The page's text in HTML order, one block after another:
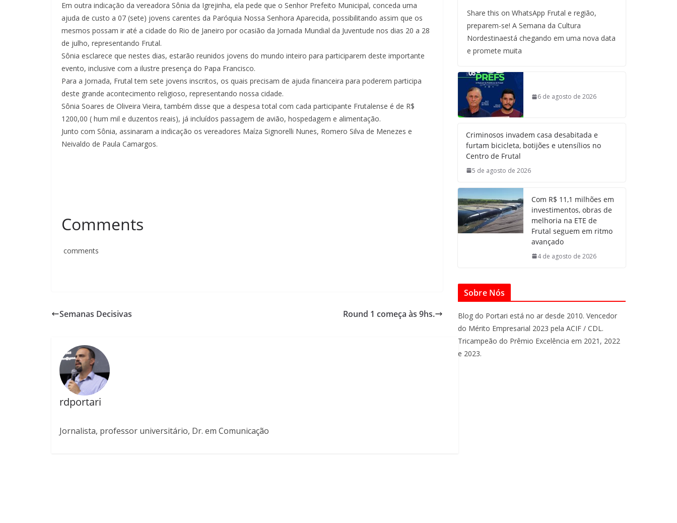
Em outra indicação da vereadora Sônia da Igrejinha, ela pede que o Senhor Prefeito Municipal, conceda uma
ajuda de custo a 07 (sete) jovens carentes da Paróquia Nossa Senhora Aparecida, possibilitando assim que os
mesmos possam ir até a cidade do Rio de Janeiro por ocasião da Jornada Mundial da Juventude nos dias 20 a 28
de julho, representando Frutal.
Sônia esclarece que nestes dias, estarão reunidos jovens do mundo inteiro para participarem deste importante
evento, inclusive com a ilustre presença do Papa Francisco.
Para a Jornada, Frutal tem sete jovens inscritos, os quais precisam de ajuda financeira para poderem participa
deste grande acontecimento religioso, representando nossa cidade.
Sônia Soares de Oliveira Vieira, também disse que a despesa total com cada participante Frutalense é de R$
1200,00 ( hum mil e duzentos reais), já incluídos passagem de avião, hospedagem e alimentação.
Junto com Sônia, assinaram a indicação os vereadores Maíza Signorelli Nunes, Romero Silva de Menezes e
Neivaldo de Paula Camargos.
Comments
comments
Semanas Decisivas Round 1 começa às 9hs.
rdportari
Jornalista, professor universitário, Dr. em Comunicação
Share this on WhatsApp Frutal e região,
preparem-se! A Semana da Cultura
Nordestinaestá chegando em uma nova data
e promete muita
6 de agosto de 2026
Criminosos invadem casa desabitada e
furtam bicicleta, botijões e utensílios no
Centro de Frutal
5 de agosto de 2026
Com R$ 11,1 milhões em
investimentos, obras de
melhoria na ETE de
Frutal seguem em ritmo
avançado
4 de agosto de 2026
Sobre Nós
Blog do Portari está no ar desde 2010. Vencedor
do Mérito Empresarial 2023 pela ACIF / CDL.
Tricampeão do Prêmio Excelência em 2021, 2022
e 2023.